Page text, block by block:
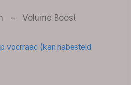
– Volume Boost
voorraad (kan nabesteld